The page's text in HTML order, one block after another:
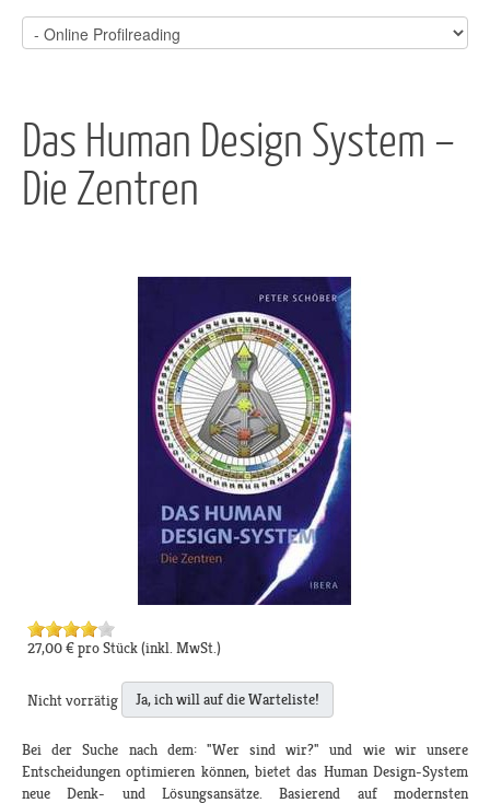
Das Human Design System –
Die Zentren
27,00 €pro Stück(inkl. MwSt.)
Nicht vorrätig Ja, ich will auf die Warteliste!
Bei der Suche nach dem: "Wer sind wir?" und wie wir unsere
Entscheidungen optimieren können, bietet das Human Design-System
neue Denk- und Lösungsansätze. Basierend auf modernsten